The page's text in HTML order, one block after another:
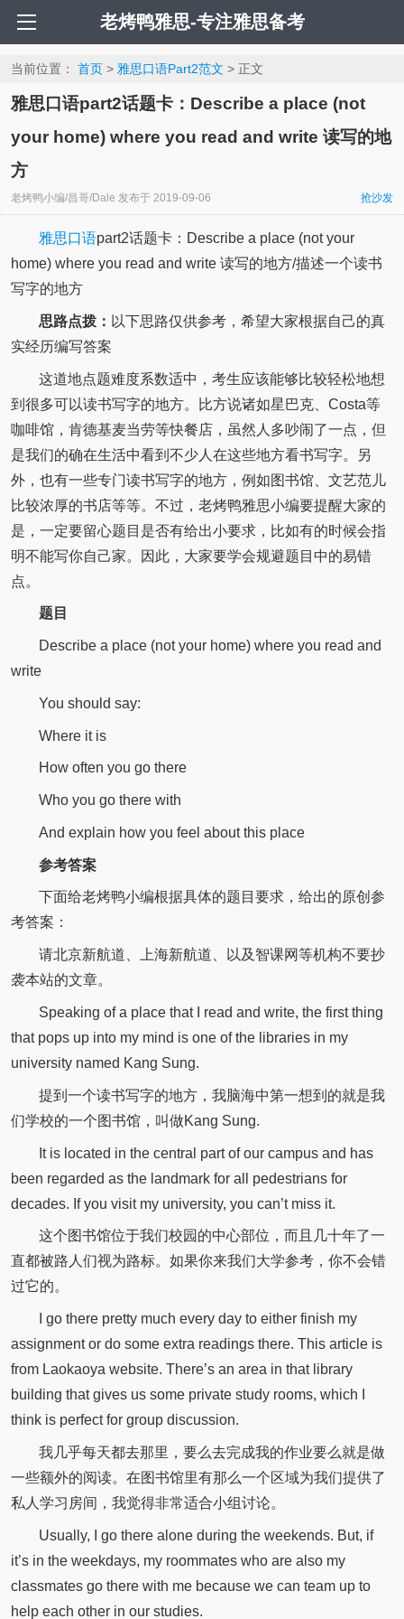
老烤鸭雅思-专注雅思备考
当前位置： 首页> 雅思口语Part2范文 > 正文
雅思口语part2话题卡：Describe a place (not
your home) where you read and write 读写的地
方
老烤鸭小编/昌哥/Dale 发布于 2019-09-06 抢沙发
雅思口语part2话题卡：Describe a place (not your
home) where you read and write 读写的地方/描述一个读书
写字的地方
思路点拨： 以下思路仅供参考，希望大家根据自己的真
实经历编写答案
这道地点题难度系数适中，考生应该能够比较轻松地想
到很多可以读书写字的地方。比方说诸如星巴克、Costa等
咖啡馆，肯德基麦当劳等快餐店，虽然人多吵闹了一点，但
是我们的确在生活中看到不少人在这些地方看书写字。另
外，也有一些专门读书写字的地方，例如图书馆、文艺范儿
比较浓厚的书店等等。不过，老烤鸭雅思小编要提醒大家的
是，一定要留心题目是否有给出小要求，比如有的时候会指
明不能写你自己家。因此，大家要学会规避题目中的易错
点。
题目
Describe a place (not your home) where you read and
write
You should say:
Where it is
How often you go there
Who you go there with
And explain how you feel about this place
参考答案
下面给老烤鸭小编根据具体的题目要求，给出的原创参
考答案：
请北京新航道、上海新航道、以及智课网等机构不要抄
袭本站的文章。
Speaking of a place that I read and write, the first thing
that pops up into my mind is one of the libraries in my
university named Kang Sung.
提到一个读书写字的地方，我脑海中第一想到的就是我
们学校的一个图书馆，叫做Kang Sung.
It is located in the central part of our campus and has
been regarded as the landmark for all pedestrians for
decades. If you visit my university, you can’t miss it.
这个图书馆位于我们校园的中心部位，而且几十年了一
直都被路人们视为路标。如果你来我们大学参考，你不会错
过它的。
I go there pretty much every day to either finish my
assignment or do some extra readings there. This article is
from Laokaoya website. There’s an area in that library
building that gives us some private study rooms, which I
think is perfect for group discussion.
我几乎每天都去那里，要么去完成我的作业要么就是做
一些额外的阅读。在图书馆里有那么一个区域为我们提供了
私人学习房间，我觉得非常适合小组讨论。
Usually, I go there alone during the weekends. But, if
it’s in the weekdays, my roommates who are also my
classmates go there with me because we can team up to
help each other in our studies.